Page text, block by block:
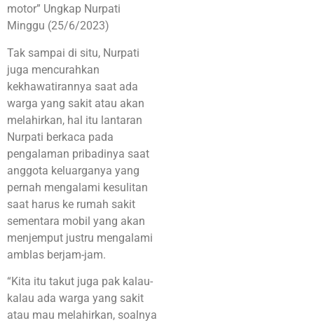
motor” Ungkap Nurpati
Minggu (25/6/2023)
Tak sampai di situ, Nurpati
juga mencurahkan
kekhawatirannya saat ada
warga yang sakit atau akan
melahirkan, hal itu lantaran
Nurpati berkaca pada
pengalaman pribadinya saat
anggota keluarganya yang
pernah mengalami kesulitan
saat harus ke rumah sakit
sementara mobil yang akan
menjemput justru mengalami
amblas berjam-jam.
“Kita itu takut juga pak kalau-
kalau ada warga yang sakit
atau mau melahirkan, soalnya